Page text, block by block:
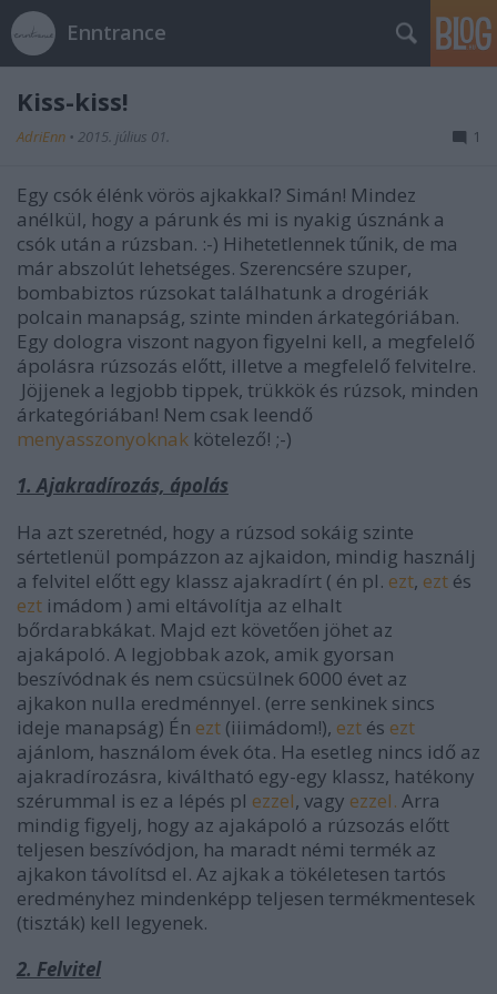
Enntrance
Kiss-kiss!
AdriEnn • 2015. július 01. 1
Egy csók élénk vörös ajkakkal? Simán! Mindez
anélkül, hogy a párunk és mi is nyakig úsznánk a
csók után a rúzsban. :-) Hihetetlennek tűnik, de ma
már abszolút lehetséges. Szerencsére szuper,
bombabiztos rúzsokat találhatunk a drogériák
polcain manapság, szinte minden árkategóriában.
Egy dologra viszont nagyon figyelni kell, a megfelelő
ápolásra rúzsozás előtt, illetve a megfelelő felvitelre.
Jöjjenek a legjobb tippek, trükkök és rúzsok, minden
árkategóriában! Nem csak leendő
menyasszonyoknak kötelező! ;-)
1. Ajakradírozás, ápolás
Ha azt szeretnéd, hogy a rúzsod sokáig szinte
sértetlenül pompázzon az ajkaidon, mindig használj
a felvitel előtt egy klassz ajakradírt ( én pl. ezt, ezt és
ezt imádom ) ami eltávolítja az elhalt
bőrdarabkákat. Majd ezt követően jöhet az
ajakápoló. A legjobbak azok, amik gyorsan
beszívódnak és nem csücsülnek 6000 évet az
ajkakon nulla eredménnyel. (erre senkinek sincs
ideje manapság) Én ezt (iiimádom!), ezt és ezt
ajánlom, használom évek óta. Ha esetleg nincs idő az
ajakradírozásra, kiváltható egy-egy klassz, hatékony
szérummal is ez a lépés pl ezzel, vagy ezzel. Arra
mindig figyelj, hogy az ajakápoló a rúzsozás előtt
teljesen beszívódjon, ha maradt némi termék az
ajkakon távolítsd el. Az ajkak a tökéletesen tartós
eredményhez mindenképp teljesen termékmentesek
(tiszták) kell legyenek.
2. Felvitel